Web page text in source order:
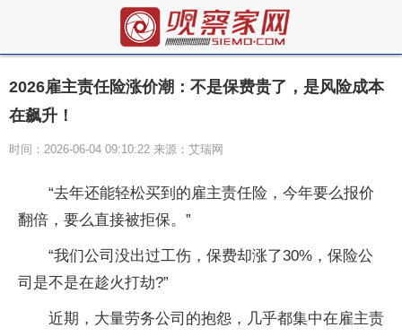
2026雇主责任险涨价潮：不是保费贵了，是风险成本
在飙升！
时间：2026-06-04 09:10:22 来源：艾瑞网
“去年还能轻松买到的雇主责任险，今年要么报价
翻倍，要么直接被拒保。”
“我们公司没出过工伤，保费却涨了30%，保险公
司是不是在趁火打劫?”
近期，大量劳务公司的抱怨，几乎都集中在雇主责